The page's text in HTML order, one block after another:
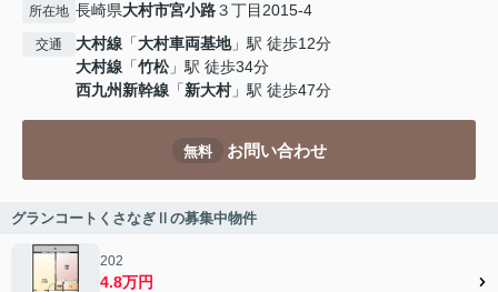
所在地 長崎県大村市宮小路３丁目2015-4
交通 大村線 「大村車両基地」駅 徒歩12分
大村線 「竹松」駅 徒歩34分
西九州新幹線 「新大村」駅 徒歩47分
無料 お問い合わせ
グランコートくさなぎⅡの募集中物件
202
4.8万円